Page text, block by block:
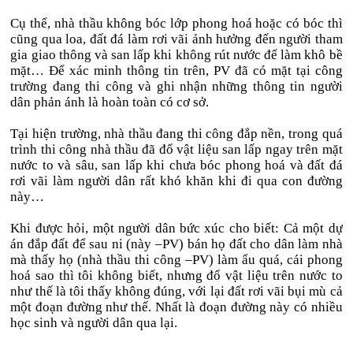
Cụ thể, nhà thầu không bóc lớp phong hoá hoặc có bóc thì
cũng qua loa, đất đá làm rơi vãi ảnh hưởng đến người tham
gia giao thông và san lấp khi không rút nước để làm khô bề
mặt… Để xác minh thông tin trên, PV đã có mặt tại công
trường đang thi công và ghi nhận những thông tin người
dân phản ánh là hoàn toàn có cơ sở.
Tại hiện trường, nhà thầu đang thi công đắp nền, trong quá
trình thi công nhà thầu đã đổ vật liệu san lấp ngay trên mặt
nước to và sâu, san lấp khi chưa bóc phong hoá và đất đá
rơi vãi làm người dân rất khó khăn khi đi qua con đường
này…
Khi được hỏi, một người dân bức xúc cho biết: Cả một dự
án đắp đất để sau ni (này –PV) bán họ đất cho dân làm nhà
mà thấy họ (nhà thầu thi công –PV) làm ẩu quá, cái phong
hoá sao thì tôi không biết, nhưng đổ vật liệu trên nước to
như thế là tôi thấy không đúng, với lại đất rơi vãi bụi mù cả
một đoạn đường như thế. Nhất là đoạn đường này có nhiều
học sinh và người dân qua lại.